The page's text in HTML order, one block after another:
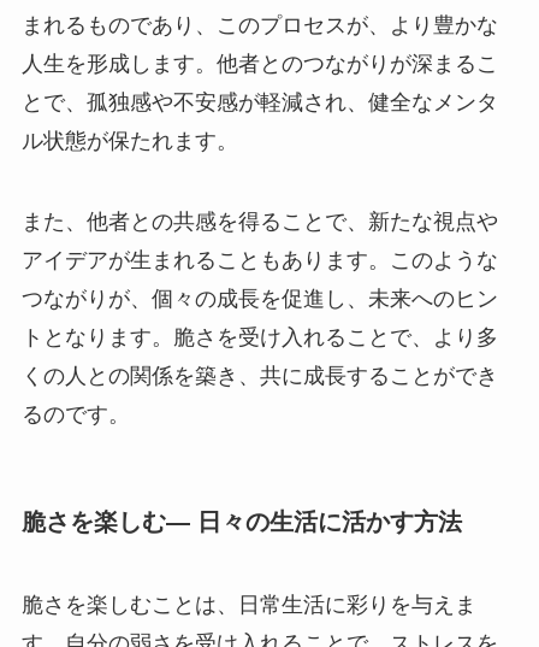
まれるものであり、このプロセスが、より豊かな
人生を形成します。他者とのつながりが深まるこ
とで、孤独感や不安感が軽減され、健全なメンタ
ル状態が保たれます。
また、他者との共感を得ることで、新たな視点や
アイデアが生まれることもあります。このような
つながりが、個々の成長を促進し、未来へのヒン
トとなります。脆さを受け入れることで、より多
くの人との関係を築き、共に成長することができ
るのです。
脆さを楽しむ— 日々の生活に活かす方法
脆さを楽しむことは、日常生活に彩りを与えま